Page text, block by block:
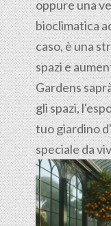
oppure una
bioclimatica
caso, è una
spazi e
Gardens
gli spazi,
tuo giardino
speciale da